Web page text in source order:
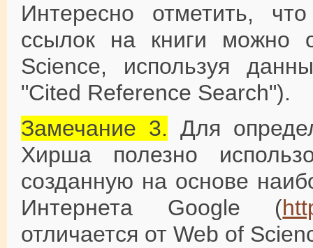
Интересно отметить,
ссылок на книги можно
Science, используя
"Cited Reference Search").
Замечание 3. Для
Хирша полезно
созданную на основе
Интернета Google (
отличается от Web of